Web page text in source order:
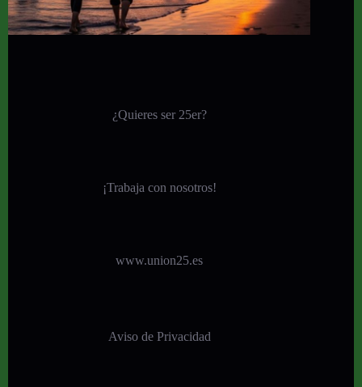
¿Quieres ser 25er?
¡Trabaja con nosotros!
www.union25.es
Aviso de Privacidad